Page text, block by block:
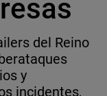
del Reino
y
incidentes,